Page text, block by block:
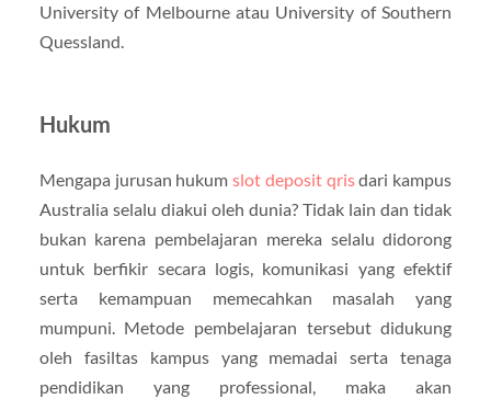
University of Melbourne atau University of Southern
Quessland.
Hukum
Mengapa jurusan hukumslot deposit qrisdari kampus
Australia selalu diakui oleh dunia? Tidak lain dan tidak
bukan karena pembelajaran mereka selalu didorong
untuk berfikir secara logis, komunikasi yang efektif
serta kemampuan memecahkan masalah yang
mumpuni. Metode pembelajaran tersebut didukung
oleh fasiltas kampus yang memadai serta tenaga
pendidikan yang professional, maka akan